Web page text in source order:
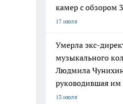
камер с обзором
17 июля
Умерла экс-
музыкального
Людмила
руководившая им
13 июля